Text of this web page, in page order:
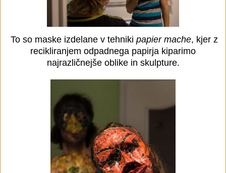
To so maske izdelane v tehniki papier mache, kjer z
recikliranjem odpadnega papirja kiparimo
najrazličnejše oblike in skulpture.